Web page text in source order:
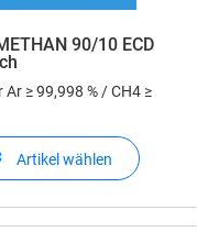
90/10 ECD
Ar ≥ 99,998 % / CH4 ≥
Artikel wählen